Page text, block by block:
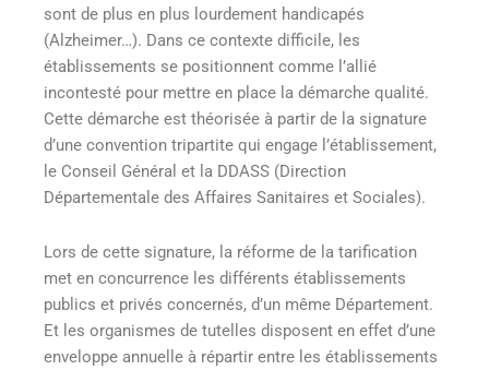
sont de plus en plus lourdement handicapés
(Alzheimer…). Dans ce contexte difficile, les
établissements se positionnent comme l’allié
incontesté pour mettre en place la démarche qualité.
Cette démarche est théorisée à partir de la signature
d’une convention tripartite qui engage l’établissement,
le Conseil Général et la DDASS (Direction
Départementale des Affaires Sanitaires et Sociales).
Lors de cette signature, la réforme de la tarification
met en concurrence les différents établissements
publics et privés concernés, d’un même Département.
Et les organismes de tutelles disposent en effet d’une
enveloppe annuelle à répartir entre les établissements